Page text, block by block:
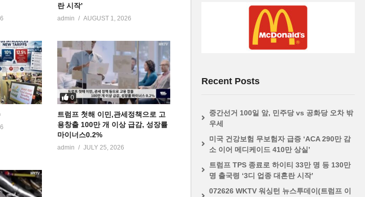
란 시작’
admin AUGUST 1, 2026
0
트럼프 첫해 이민,관세정책으로 고
용창출 100만 개 이상 급감, 성장률
마이너스0.2%
admin JULY 25, 2026
Recent Posts
중간선거 100일 앞, 민주당 vs 공화당 오차 밖
우세
미국 건강보험 무보험자 급증 ‘ACA 290만 감
소 이어 메디케이드 410만 상실’
트럼프 TPS 종료로 하이티 33만 명 등 130만
명 출국령 ‘3디 업종 대혼란 시작’
072626 WKTV 워싱턴 뉴스투데이(트럼프 이